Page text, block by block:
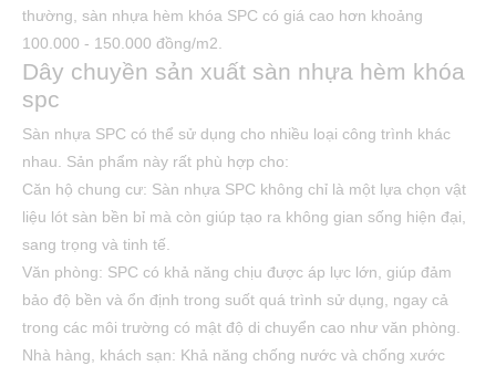
thường, sàn nhựa hèm khóa SPC có giá cao hơn khoảng
100.000 - 150.000 đồng/m2.
Dây chuyền sản xuất sàn nhựa hèm khóa
spc
Sàn nhựa SPC có thể sử dụng cho nhiều loại công trình khác
nhau. Sản phẩm này rất phù hợp cho:
Căn hộ chung cư: Sàn nhựa SPC không chỉ là một lựa chọn vật
liệu lót sàn bền bỉ mà còn giúp tạo ra không gian sống hiện đại,
sang trọng và tinh tế.
Văn phòng: SPC có khả năng chịu được áp lực lớn, giúp đảm
bảo độ bền và ổn định trong suốt quá trình sử dụng, ngay cả
trong các môi trường có mật độ di chuyển cao như văn phòng.
Nhà hàng, khách sạn: Khả năng chống nước và chống xước